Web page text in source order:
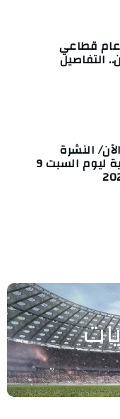
قطاعي
التفاصيل
النشرة
الصباحية ليوم السبت 9